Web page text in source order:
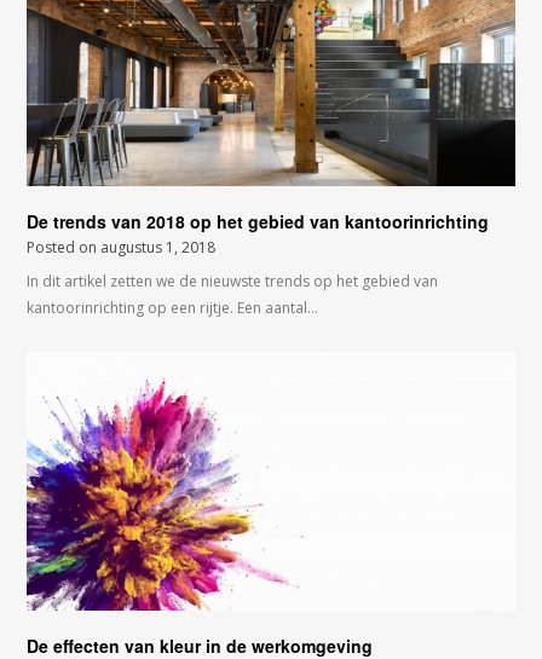
De trends van 2018 op het gebied van kantoorinrichting
Posted on augustus 1, 2018
In dit artikel zetten we de nieuwste trends op het gebied van
kantoorinrichting op een rijtje. Een aantal…
De effecten van kleur in de werkomgeving